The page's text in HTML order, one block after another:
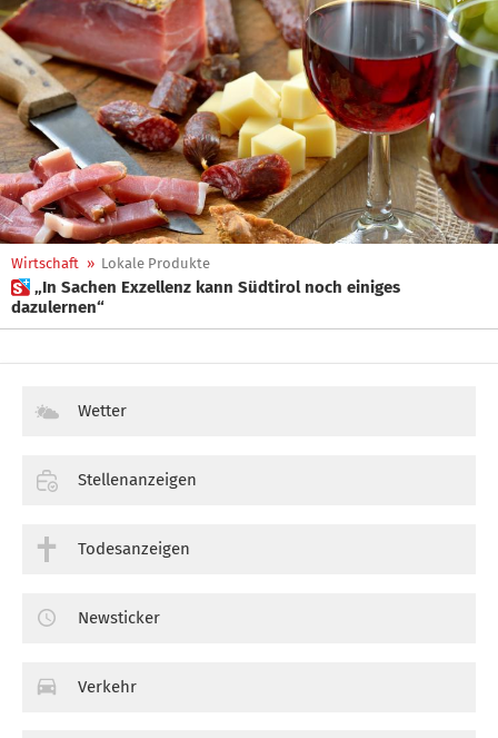
Wirtschaft » Lokale Produkte
 „In Sachen Exzellenz kann Südtirol noch einiges
dazulernen“
Wetter
Stellenanzeigen
Todesanzeigen
Newsticker
Verkehr